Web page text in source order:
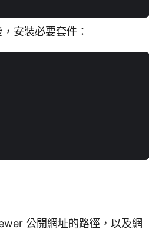
安裝必要套件：
公開網址的路徑，以及網